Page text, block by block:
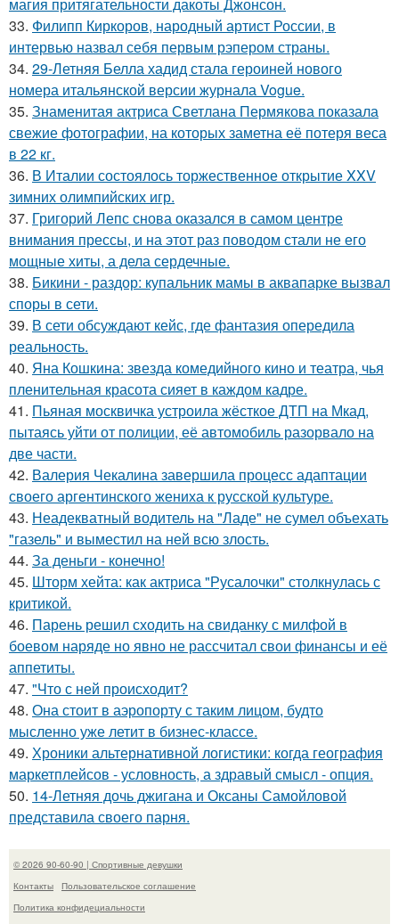
33. Филипп Киркоров, народный артист России, в
интервью назвал себя первым рэпером страны.
34. 29-Летняя Белла хадид стала героиней нового
номера итальянской версии журнала Vogue.
35. Знаменитая актриса Светлана Пермякова показала
свежие фотографии, на которых заметна её потеря веса
в 22 кг.
36. В Италии состоялось торжественное открытие XXV
зимних олимпийских игр.
37. Григорий Лепс снова оказался в самом центре
внимания прессы, и на этот раз поводом стали не его
мощные хиты, а дела сердечные.
38. Бикини - раздор: купальник мамы в аквапарке вызвал
споры в сети.
39. В сети обсуждают кейс, где фантазия опередила
реальность.
40. Яна Кошкина: звезда комедийного кино и театра, чья
пленительная красота сияет в каждом кадре.
41. Пьяная москвичка устроила жёсткое ДТП на Мкад,
пытаясь уйти от полиции, её автомобиль разорвало на
две части.
42. Валерия Чекалина завершила процесс адаптации
своего аргентинского жениха к русской культуре.
43. Неадекватный водитель на "Ладе" не сумел объехать
"газель" и выместил на ней всю злость.
44. За деньги - конечно!
45. Шторм хейта: как актриса "Русалочки" столкнулась с
критикой.
46. Парень решил сходить на свиданку с милфой в
боевом наряде но явно не рассчитал свои финансы и её
аппетиты.
47. "Что с ней происходит?
48. Она стоит в аэропорту с таким лицом, будто
мысленно уже летит в бизнес-классе.
49. Хроники альтернативной логистики: когда география
маркетплейсов - условность, а здравый смысл - опция.
50. 14-Летняя дочь джигана и Оксаны Самойловой
представила своего парня.
© 2026 90-60-90 | Спортивные девушки
Контакты
Пользовательское соглашение
Политика конфидециальности